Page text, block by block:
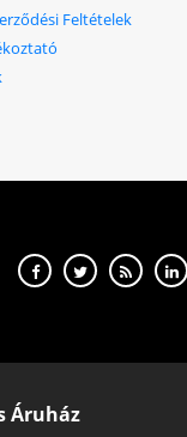
Feltételek
Áruház